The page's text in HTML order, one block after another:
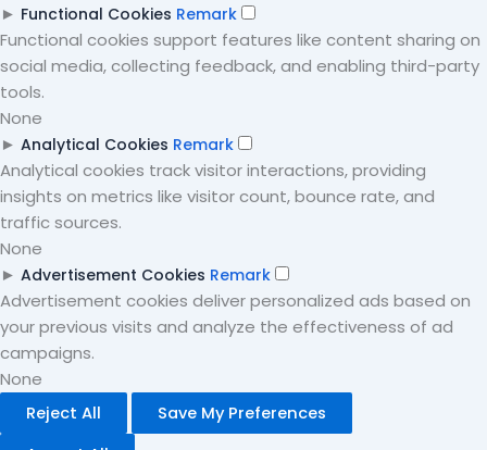
► Functional Cookies Remark
Functional cookies support features like content sharing on
social media, collecting feedback, and enabling third-party
tools.
None
► Analytical Cookies Remark
Analytical cookies track visitor interactions, providing
insights on metrics like visitor count, bounce rate, and
traffic sources.
None
► Advertisement Cookies Remark
Advertisement cookies deliver personalized ads based on
your previous visits and analyze the effectiveness of ad
campaigns.
None
Reject All
Save My Preferences